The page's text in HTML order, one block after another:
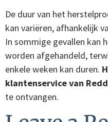
De duur van het
kan variëren, afhankelijk
In sommige gevallen kan
worden afgehandeld,
enkele weken kan duren.
klantenservice van
te ontvangen.